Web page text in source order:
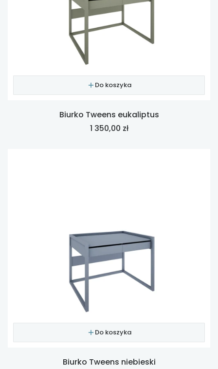
Do koszyka
Biurko Tweens eukaliptus
Cena
1 350,00 zł
Do koszyka
Biurko Tweens niebieski